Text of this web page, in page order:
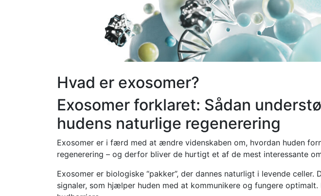
Hvad er exosomer?
Exosomer forklaret: Sådan
hudens naturlige regenerering
Exosomer er i færd med at ændre videnskaben om, hvordan huden
regenerering – og derfor bliver de hurtigt et af de mest interessante
Exosomer er biologiske “pakker”, der dannes naturligt i levende
signaler, som hjælper huden med at kommunikere og fungere